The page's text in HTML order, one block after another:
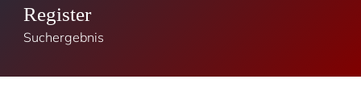
Register
Suchergebnis